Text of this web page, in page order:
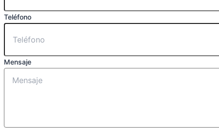
Teléfono
Mensaje